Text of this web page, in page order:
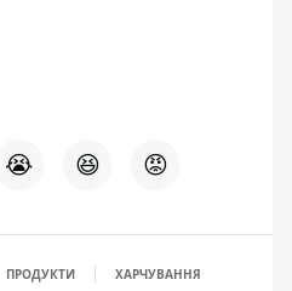
😭 😆 😡
ПРОДУКТИ ХАРЧУВАННЯ